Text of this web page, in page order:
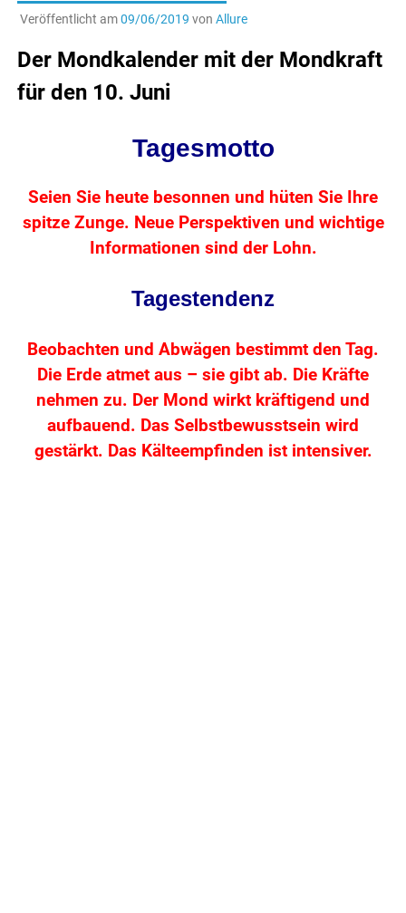
Veröffentlicht am09/06/2019 von Allure
Der Mondkalender mit der Mondkraft
für den 10. Juni
Tagesmotto
Seien Sie heute besonnen und hüten Sie Ihre
spitze Zunge. Neue Perspektiven und wichtige
Informationen sind der Lohn.
Tagestendenz
Beobachten und Abwägen bestimmt den Tag.
Die Erde atmet aus – sie gibt ab. Die Kräfte
nehmen zu. Der Mond wirkt kräftigend und
aufbauend. Das Selbstbewusstsein wird
gestärkt. Das Kälteempfinden ist intensiver.